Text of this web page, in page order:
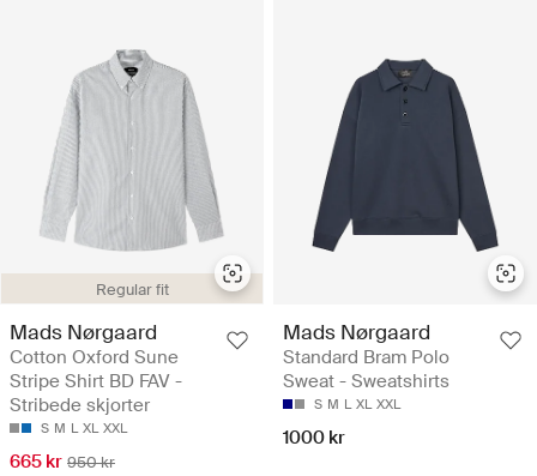
Regular fit
Mads Nørgaard
Cotton Oxford Sune
Stripe Shirt BD FAV -
Stribede skjorter
S M L XL XXL
665 kr 950 kr
Mads Nørgaard
Standard Bram Polo
Sweat - Sweatshirts
S M L XL XXL
1000 kr